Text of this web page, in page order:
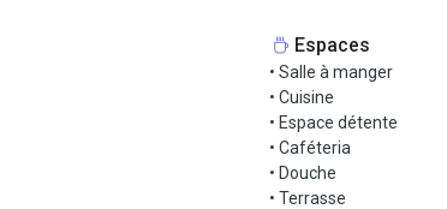
et complet, au cœur du Vieux-Lille.
Espaces
• Salle à manger
• Cuisine
• Espace détente
• Caféteria
• Douche
• Terrasse